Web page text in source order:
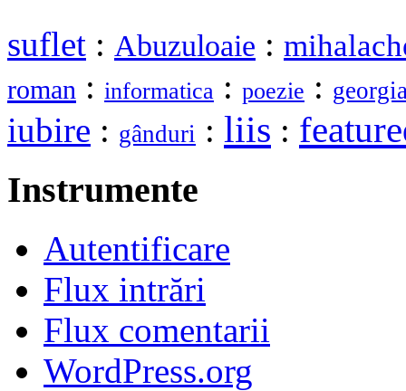
suflet : Abuzuloaie :
roman : informatica : poezie :
iubire : gânduri : liis :
Instrumente
Autentificare
Flux intrări
Flux comentarii
WordPress.org